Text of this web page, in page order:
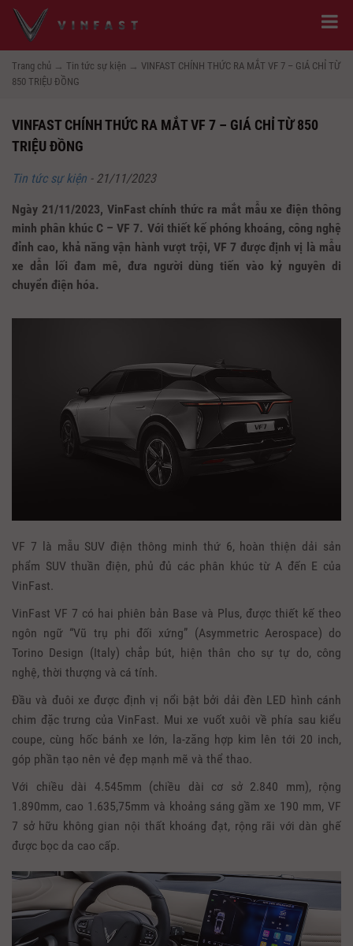
Trang chủ → Tin tức sự kiện → VINFAST CHÍNH THỨC RA MẮT VF 7 – GIÁ CHỈ TỪ
850 TRIỆU ĐỒNG
VINFAST CHÍNH THỨC RA MẮT VF 7 – GIÁ CHỈ TỪ 850
TRIỆU ĐỒNG
Tin tức sự kiện - 21/11/2023
Ngày 21/11/2023, VinFast chính thức ra mắt mẫu xe điện thông
minh phân khúc C – VF 7. Với thiết kế phóng khoáng, công nghệ
đỉnh cao, khả năng vận hành vượt trội, VF 7 được định vị là mẫu
xe dẫn lối đam mê, đưa người dùng tiến vào kỷ nguyên di
chuyển điện hóa.
VF 7 là mẫu SUV điện thông minh thứ 6, hoàn thiện dải sản
phẩm SUV thuần điện, phủ đủ các phân khúc từ A đến E của
VinFast.
VinFast VF 7 có hai phiên bản Base và Plus, được thiết kế theo
ngôn ngữ “Vũ trụ phi đối xứng” (Asymmetric Aerospace) do
Torino Design (Italy) chắp bút, hiện thân cho sự tự do, công
nghệ, thời thượng và cá tính.
Đầu và đuôi xe được định vị nổi bật bởi dải đèn LED hình cánh
chim đặc trưng của VinFast. Mui xe vuốt xuôi về phía sau kiểu
coupe, cùng hốc bánh xe lớn, la-zăng hợp kim lên tới 20 inch,
góp phần tạo nên vẻ đẹp mạnh mẽ và thể thao.
Với chiều dài 4.545mm (chiều dài cơ sở 2.840 mm), rộng
1.890mm, cao 1.635,75mm và khoảng sáng gầm xe 190 mm, VF
7 sở hữu không gian nội thất khoáng đạt, rộng rãi với dàn ghế
được bọc da cao cấp.